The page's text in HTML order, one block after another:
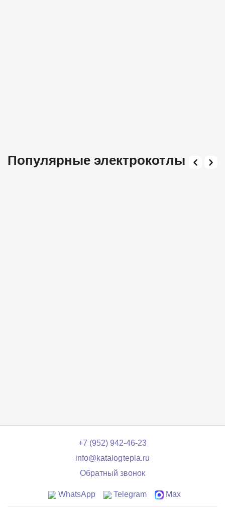
Популярные электрокотлы
+7 (952) 942-46-23
info@katalogtepla.ru
Обратный звонок
WhatsApp Telegram Max